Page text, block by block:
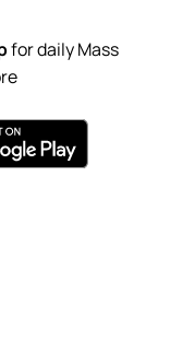
for daily Mass